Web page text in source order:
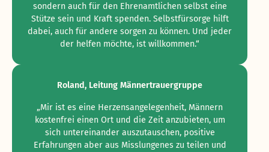
sondern auch für den Ehrenamtlichen selbst eine
Stütze sein und Kraft spenden. Selbstfürsorge hilft
dabei, auch für andere sorgen zu können. Und jeder
der helfen möchte, ist willkommen.“
Roland, Leitung Männertrauergruppe
„Mir ist es eine Herzensangelegenheit, Männern
kostenfrei einen Ort und die Zeit anzubieten, um
sich untereinander auszutauschen, positive
Erfahrungen aber aus Misslungenes zu teilen und